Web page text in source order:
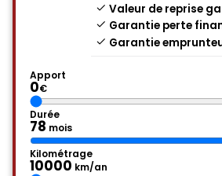
Valeur de reprise
Garantie perte
Garantie
Apport
0€
Durée
78 mois
Kilométrage
10000 km/an